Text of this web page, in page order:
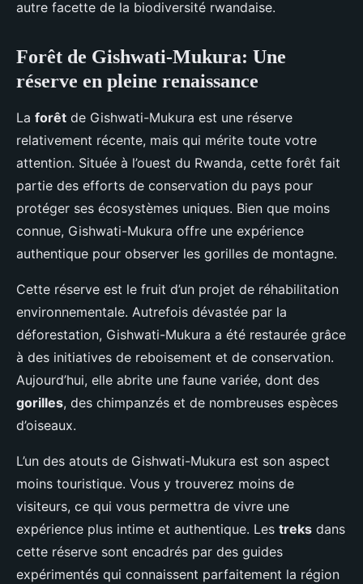
autre facette de la biodiversité rwandaise.
Forêt de Gishwati-Mukura: Une
réserve en pleine renaissance
La forêt de Gishwati-Mukura est une réserve
relativement récente, mais qui mérite toute votre
attention. Située à l’ouest du Rwanda, cette forêt fait
partie des efforts de conservation du pays pour
protéger ses écosystèmes uniques. Bien que moins
connue, Gishwati-Mukura offre une expérience
authentique pour observer les gorilles de montagne.
Cette réserve est le fruit d’un projet de réhabilitation
environnementale. Autrefois dévastée par la
déforestation, Gishwati-Mukura a été restaurée grâce
à des initiatives de reboisement et de conservation.
Aujourd’hui, elle abrite une faune variée, dont des
gorilles, des chimpanzés et de nombreuses espèces
d’oiseaux.
L’un des atouts de Gishwati-Mukura est son aspect
moins touristique. Vous y trouverez moins de
visiteurs, ce qui vous permettra de vivre une
expérience plus intime et authentique. Les treks dans
cette réserve sont encadrés par des guides
expérimentés qui connaissent parfaitement la région